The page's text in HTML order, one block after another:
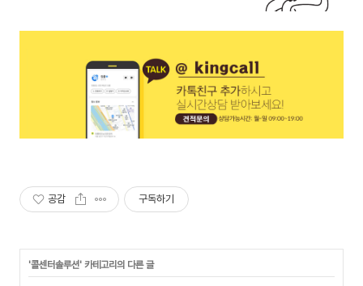
공감 구독하기
'콜센터솔루션' 카테고리의 다른 글